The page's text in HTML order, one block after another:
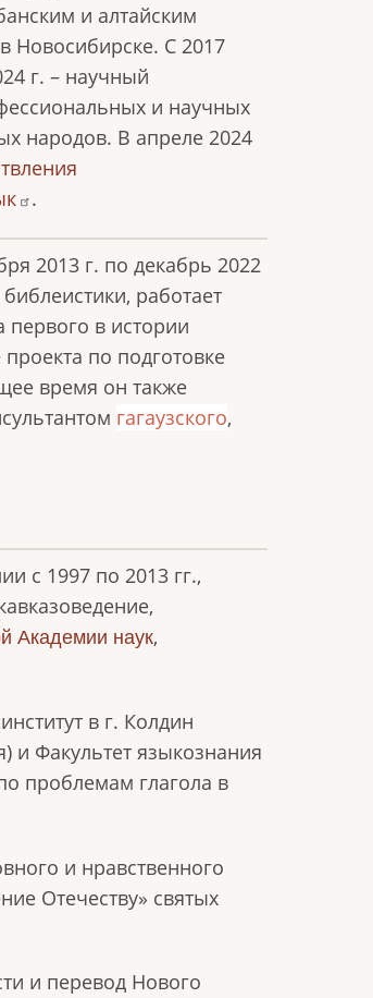
и алтайским
Новосибирске. C 2017
г. – научный
и научных
народов. В апреле 2024
.
2013 г. по декабрь 2022
работает
в истории
по подготовке
время он также
гагаузского,
с 1997 по 2013 гг.,
Академии наук,
в г. Колдин
и Факультет языкознания
проблемам глагола в
и нравственного
Отечеству» святых
и перевод Нового